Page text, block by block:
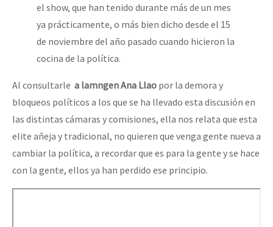
el show, que han tenido durante más de un mes
ya prácticamente, o más bien dicho desde el 15
de noviembre del año pasado cuando hicieron la
cocina de la política.
Al consultarle a lamngen Ana Llao por la demora y
bloqueos políticos a los que se ha llevado esta discusión en
las distintas cámaras y comisiones, ella nos relata que esta
elite añeja y tradicional, no quieren que venga gente nueva a
cambiar la política, a recordar que es para la gente y se hace
con la gente, ellos ya han perdido ese principio.